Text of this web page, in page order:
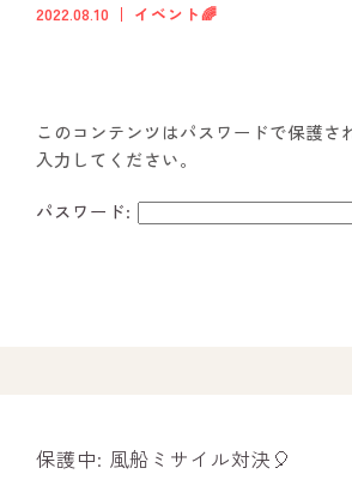
活動内容
2022.08.10 イベント🌈
このコンテンツはパスワードで保護
入力してください。
パスワード:
保護中: 風船ミサイル対決🎈